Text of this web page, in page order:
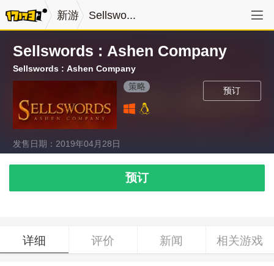
新游 Sellswo...
Sellswords : Ashen Company
Sellswords : Ashen Company
预订
策略
发售日期：2019年04月28日
预订
详细 评价 新闻 相关游戏